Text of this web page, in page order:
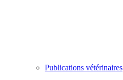
Publications vétérinaires